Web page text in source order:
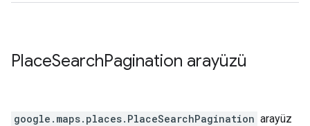
PlaceSearchPagination arayüzü
google.maps.places. PlaceSearchPagination arayüz